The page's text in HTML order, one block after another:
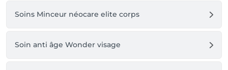
Soins Minceur néocare elite corps
Soin anti âge Wonder visage